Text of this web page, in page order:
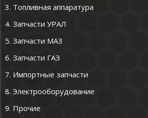
3. Топливная аппаратура
4. Запчасти УРАЛ
5. Запчасти МАЗ
6. Запчасти ГАЗ
7. Импортные запчасти
8. Электрооборудование
9. Прочие